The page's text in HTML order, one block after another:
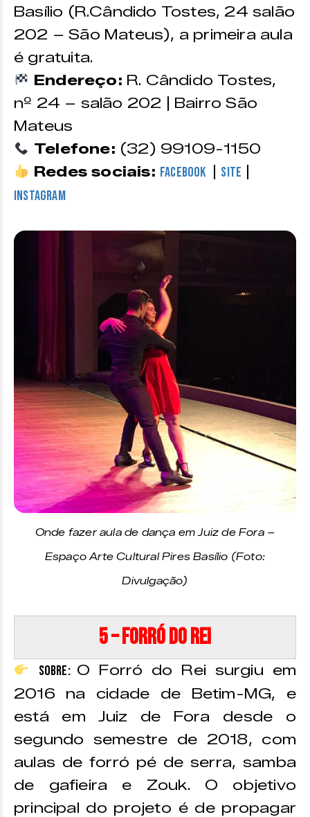
Basílio (R.Cândido Tostes, 24 salão
202 – São Mateus), a primeira aula
é gratuita.
Endereço: R. Cândido Tostes,
nº 24 – salão 202 | Bairro São
Mateus
Telefone: (32) 99109-1150
Redes sociais: Facebook Site
Instagram
Onde fazer aula de dança em Juiz de Fora –
Espaço Arte Cultural Pires Basílio (Foto:
Divulgação)
5 – Forró do Rei
Sobre: O Forró do Rei surgiu em
2016 na cidade de Betim-MG, e
está em Juiz de Fora desde o
segundo semestre de 2018, com
aulas de forró pé de serra, samba
de gafieira e Zouk. O objetivo
principal do projeto é de propagar